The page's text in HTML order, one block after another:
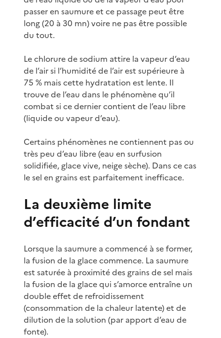
passer en saumure et ce passage peut être
long (20 à 30 mn) voire ne pas être possible
du tout.
Le chlorure de sodium attire la vapeur d’eau
de l’air si l’humidité de l’air est supérieure à
75 % mais cette hydratation est lente. Il
trouve de l’eau dans le phénomène qu’il
combat si ce dernier contient de l’eau libre
(liquide ou vapeur d’eau).
Certains phénomènes ne contiennent pas ou
très peu d’eau libre (eau en surfusion
solidifiée, glace vive, neige sèche). Dans ce cas
le sel en grains est parfaitement inefficace.
La deuxième limite
d’efficacité d’un fondant
Lorsque la saumure a commencé à se former,
la fusion de la glace commence. La saumure
est saturée à proximité des grains de sel mais
la fusion de la glace qui s’amorce entraîne un
double effet de refroidissement
(consommation de la chaleur latente) et de
dilution de la solution (par apport d’eau de
fonte).